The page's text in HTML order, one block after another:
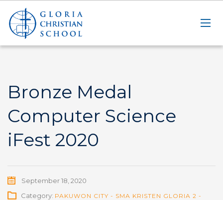
Bronze Medal
Computer Science
iFest 2020
September 18, 2020
Category: PAKUWON CITY - SMA KRISTEN GLORIA 2 -